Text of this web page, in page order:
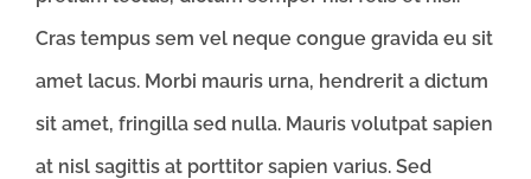
Cras tempus sem vel neque congue gravida eu sit
amet lacus. Morbi mauris urna, hendrerit a dictum
sit amet, fringilla sed nulla. Mauris volutpat sapien
at nisl sagittis at porttitor sapien varius. Sed